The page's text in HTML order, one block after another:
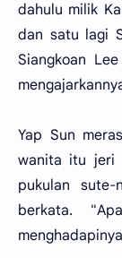
dahulu milik
dan satu lagi
Siangkoan
Yap Sun
wanita itu jeri
pukulan
berkata.